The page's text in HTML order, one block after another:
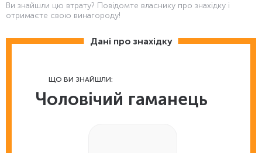
Ви знайшли цю втрату? Повідомте власнику про знахідку і
отримаєте свою винагороду!
Дані про знахідку
ЩО ВИ ЗНАЙШЛИ:
Чоловічий гаманець